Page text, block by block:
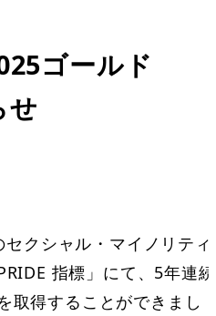
ゴールド
せ
セクシャル・マイノリティ
指標」にて、5年連続
取得することができまし